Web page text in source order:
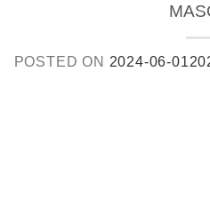
POSTED ON 2024-06-01